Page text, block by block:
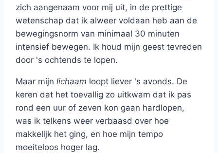
zich aangenaam voor mij uit, in de prettige
wetenschap dat ik alweer voldaan heb aan de
bewegingsnorm van minimaal 30 minuten
intensief bewegen. Ik houd mijn geest tevreden
door 's ochtends te lopen.
Maar mijn lichaam loopt liever 's avonds. De
keren dat het toevallig zo uitkwam dat ik pas
rond een uur of zeven kon gaan hardlopen,
was ik telkens weer verbaasd over hoe
makkelijk het ging, en hoe mijn tempo
moeiteloos hoger lag.